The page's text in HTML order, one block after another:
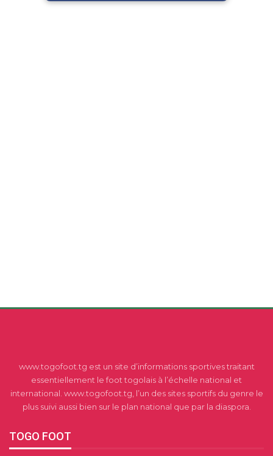
www.togofoot.tg est un site d’informations sportives traitant
essentiellement le foot togolais à l’échelle national et
international. www.togofoot.tg, l’un des sites sportifs du genre le
plus suivi aussi bien sur le plan national que par la diaspora.
TOGO FOOT